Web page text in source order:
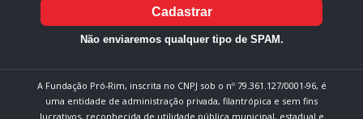
Cadastrar
Não enviaremos qualquer tipo de SPAM.
A Fundação Pró-Rim, inscrita no CNPJ sob o nº 79.361.127/0001-96, é
uma entidade de administração privada, filantrópica e sem fins
lucrativos, reconhecida de utilidade pública municipal, estadual e